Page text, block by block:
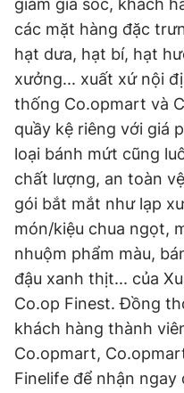
giảm giá sốc, khách
các mặt hàng đặc
hạt dưa, hạt bí, hạt
xưởng... xuất xứ nội
thống Co.opmart và
quầy kệ riêng với giá
loại bánh mứt cũng
chất lượng, an toàn
gói bắt mắt như lạp
món/kiệu chua ngọt,
nhuộm phẩm màu,
đậu xanh thịt... của
Co.op Finest. Đồng
khách hàng thành
Co.opmart,
Finelife để nhận